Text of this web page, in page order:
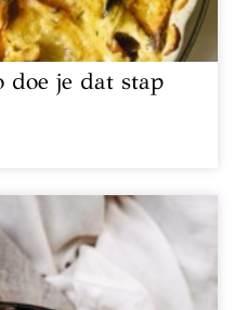
doe je dat stap